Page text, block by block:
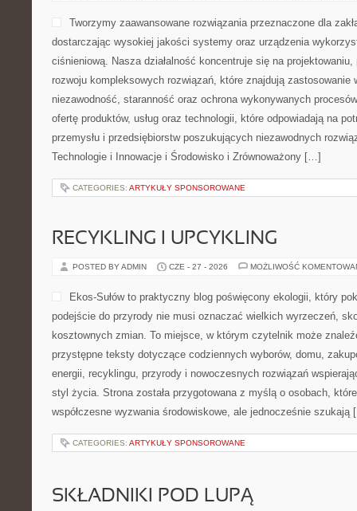
Tworzymy zaawansowane rozwiązania przeznaczone dla
dostarczając wysokiej jakości systemy oraz urządzenia
ciśnieniową. Nasza działalność koncentruje się na
rozwoju kompleksowych rozwiązań, które znajdują
niezawodność, staranność oraz ochrona wykonywanych
ofertę produktów, usług oraz technologii, które odpowiadają na
przemysłu i przedsiębiorstw poszukujących niezawodnych
Technologie i Innowacje i Środowisko i Zrównoważony […]
CATEGORIES: ARTYKUŁY SPONSOROWANE
RECYKLING I UPCYKLING
POSTED BY ADMIN CZE - 27 - 2026 MOŻLIWOŚĆ
Ekos-Sułów to praktyczny blog poświęcony ekologii, który
podejście do przyrody nie musi oznaczać wielkich wyrzeczeń,
kosztownych zmian. To miejsce, w którym czytelnik może
przystępne teksty dotyczące codziennych wyborów, domu,
energii, recyklingu, przyrody i nowoczesnych rozwiązań
styl życia. Strona została przygotowana z myślą o osobach,
współczesne wyzwania środowiskowe, ale jednocześnie
CATEGORIES: ARTYKUŁY SPONSOROWANE
SKŁADNIKI POD LUPĄ